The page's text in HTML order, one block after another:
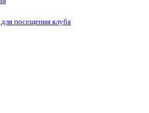
посещения клуба